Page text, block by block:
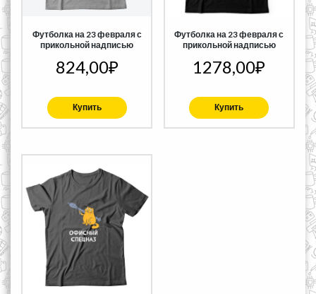
Футболка на 23 февраля с
прикольной надписью
824,00₽
Купить
Футболка на 23 февраля с
прикольной надписью
1278,00₽
Купить